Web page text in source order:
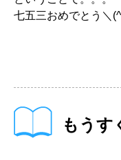
七五三おめでとう＼
もうす